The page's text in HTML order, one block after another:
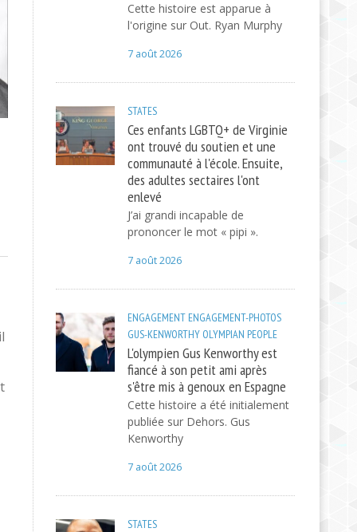
Cette histoire est apparue à
l'origine sur Out. Ryan Murphy
7 août 2026
STATES
Ces enfants LGBTQ+ de Virginie
ont trouvé du soutien et une
communauté à l'école. Ensuite,
des adultes sectaires l'ont
enlevé
J’ai grandi incapable de
prononcer le mot « pipi ».
7 août 2026
ENGAGEMENT ENGAGEMENT-PHOTOS
GUS-KENWORTHY OLYMPIAN PEOPLE
L'olympien Gus Kenworthy est
fiancé à son petit ami après
s'être mis à genoux en Espagne
Cette histoire a été initialement
publiée sur Dehors. Gus
Kenworthy
7 août 2026
STATES